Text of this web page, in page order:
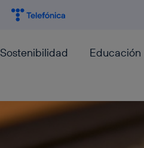
Sostenibilidad Educación